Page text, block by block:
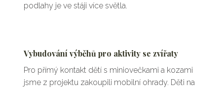
podlahy je ve stáji více světla.
Vybudování výběhů pro aktivity se zvířaty
Pro přímý kontakt dětí s miniovečkami a kozami
jsme z projektu zakoupili mobilní ohrady. Děti na